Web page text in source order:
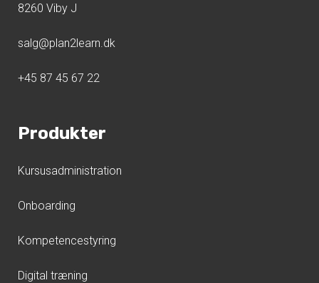
8260 Viby J
salg@plan2learn.dk
+45 87 45 67 22
Produkter
Kursusadministration
Onboarding
Kompetencestyring
Digital træning